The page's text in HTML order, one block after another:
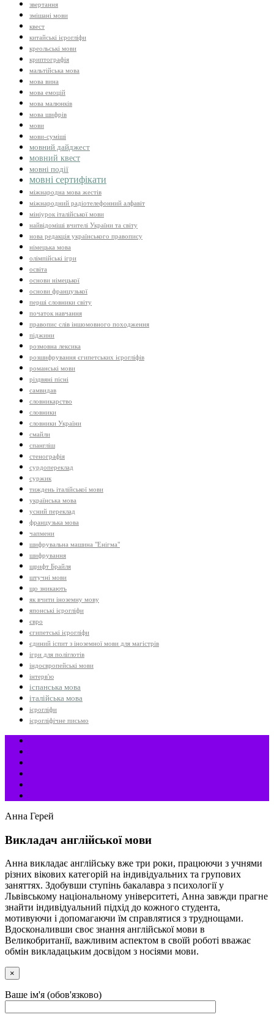
звертання
змішані мови
квест
китайські ієрогліфи
креольські мови
криптографія
мальтійська мова
мова вина
мова емоцій
мова малюнків
мова шифрів
мови
мови-суміші
мовний дайджест
мовний квест
мовні події
мовні сертифікати
міжнародна мова жестів
міжнародний радіотелефонний алфавіт
мініурок італійської мови
найвідоміші вчителі України та світу
нова редакція українського правопису
німецька мова
олімпійські ігри
освіта
основи німецької
основи французької
перші словники світу
початок навчання
правопис слів іншомовного походження
піджини
розмовна лексика
розшифрування єгипетських ієрогліфів
романські мови
різдвяні пісні
самвидав
словникарство
словники
словники України
смайли
спангліш
стенографія
сурдопереклад
суржик
тиждень італійської мови
українська мова
усний переклад
французька мова
чапмени
шифрувальна машина "Енігма"
шифрування
шрифт Брайля
штучні мови
що зникають
як вчити іноземну мову
японські ієрогліфи
євро
єгипетські ієрогліфи
єдиний іспит з іноземної мови для магістрів
ігри для поліглотів
індоєвропейські мови
інтерв'ю
іспанська мова
італійська мова
ієрогліфи
ієрогліфічне письмо
Анна Герей
Викладач англійської мови
Анна викладає англійську вже три роки, працюючи з учнями
різних вікових категорій на індивідуальних та групових
заняттях. Здобувши ступінь бакалавра з психології у
Львівському національному університеті, Анна завжди прагне
знайти індивідуальний підхід до кожного студента,
мотивуючи і допомагаючи їм справлятися з труднощами.
Вдосконаливши своє знання англійської мови в
Великобританії, важливим аспектом в своїй роботі вважає
обмін викладацьким досвідом з носіями мови.
×
Ваше ім'я (обов'язково)